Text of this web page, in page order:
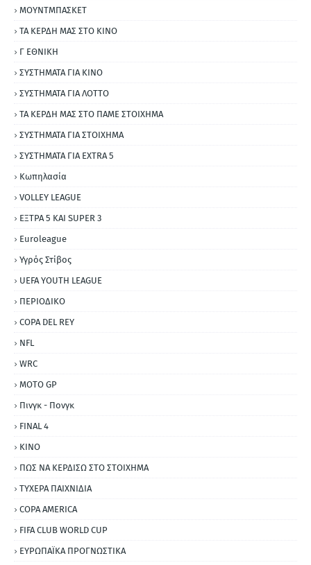
ΜΟΥΝΤΜΠΑΣΚΕΤ
ΤΑ ΚΕΡΔΗ ΜΑΣ ΣΤΟ ΚΙΝΟ
Γ ΕΘΝΙΚΗ
ΣΥΣΤΗΜΑΤΑ ΓΙΑ ΚΙΝΟ
ΣΥΣΤΗΜΑΤΑ ΓΙΑ ΛΟΤΤΟ
ΤΑ ΚΕΡΔΗ ΜΑΣ ΣΤΟ ΠΑΜΕ ΣΤΟΙΧΗΜΑ
ΣΥΣΤΗΜΑΤΑ ΓΙΑ ΣΤΟΙΧΗΜΑ
ΣΥΣΤΗΜΑΤΑ ΓΙΑ ΕΧΤRΑ 5
Κωπηλασία
VOLLEY LEAGUE
ΕΞΤΡΑ 5 ΚΑΙ SUPER 3
Εuroleague
Υγρός Στίβος
UEFA YOUTH LEAGUE
ΠΕΡΙΟΔΙΚΟ
COPA DEL REY
NFL
WRC
MOTO GP
Πινγκ - Πονγκ
FINAL 4
ΚΙΝΟ
ΠΩΣ ΝΑ ΚΕΡΔΙΣΩ ΣΤΟ ΣΤΟΙΧΗΜΑ
ΤΥΧΕΡΑ ΠΑΙΧΝΙΔΙΑ
COPA AMERICA
FIFA CLUB WORLD CUP
ΕΥΡΩΠΑΪΚΑ ΠΡΟΓΝΩΣΤΙΚΑ